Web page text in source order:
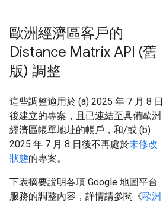
歐洲經濟區客戶的
Distance Matrix API (舊
版) 調整
這些調整適用於 (a) 2025 年 7 月 8 日
後建立的專案，且已連結至具備歐洲
經濟區帳單地址的帳戶，和/或 (b)
2025 年 7 月 8 日後不再處於未修改
狀態的專案。
下表摘要說明各項 Google 地圖平台
服務的調整內容，詳情請參閱《歐洲